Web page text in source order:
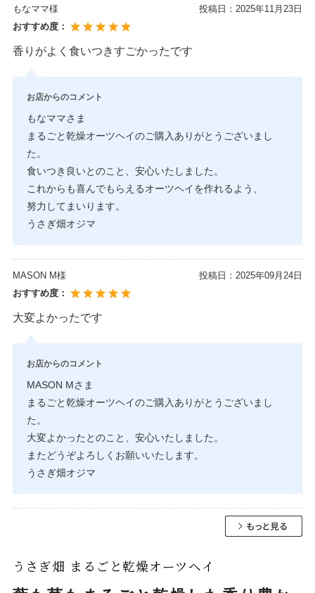
もなママ様 投稿日： 2025年11月23日
おすすめ度：
香りがよく食いつきすごかったです
お店からのコメント
もなママさま
まるごと乾燥オーツヘイのご購入ありがとうございまし
た。
食いつき良いとのこと、安心いたしました。
これからも喜んでもらえるオーツヘイを作れるよう、
努力してまいります。
うさぎ畑オジマ
MASON M様 投稿日： 2025年09月24日
おすすめ度：
大変よかったです
お店からのコメント
MASON Mさま
まるごと乾燥オーツヘイのご購入ありがとうございまし
た。
大変よかったとのこと、安心いたしました。
またどうぞよろしくお願いいたします。
うさぎ畑オジマ
うさぎ畑 まるごと乾燥オーツヘイ